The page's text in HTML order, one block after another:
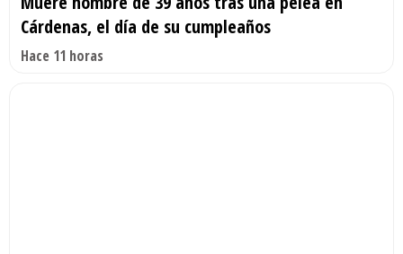
Cárdenas, el día de su cumpleaños
Hace 11 horas